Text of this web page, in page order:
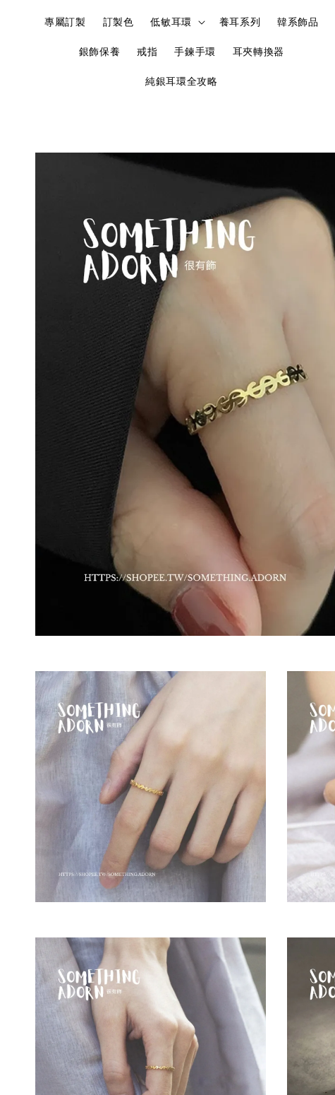
專屬訂製 訂製色 低敏耳環 養耳系列 韓系飾品
銀飾保養 戒指 手鍊手環 耳夾轉換器
純銀耳環全攻略